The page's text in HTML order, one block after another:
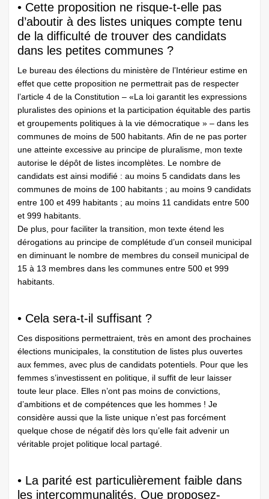
• Cette proposition ne risque-t-elle pas
d’aboutir à des listes uniques compte tenu
de la difficulté de trouver des candidats
dans les petites communes ?
Le bureau des élections du ministère de l’Intérieur estime en
effet que cette proposition ne permettrait pas de respecter
l’article 4 de la Constitution – «La loi garantit les expressions
pluralistes des opinions et la participation équitable des partis
et groupements politiques à la vie démocratique » – dans les
communes de moins de 500 habitants. Afin de ne pas porter
une atteinte excessive au principe de pluralisme, mon texte
autorise le dépôt de listes incomplètes. Le nombre de
candidats est ainsi modifié : au moins 5 candidats dans les
communes de moins de 100 habitants ; au moins 9 candidats
entre 100 et 499 habitants ; au moins 11 candidats entre 500
et 999 habitants.
De plus, pour faciliter la transition, mon texte étend les
dérogations au principe de complétude d’un conseil municipal
en diminuant le nombre de membres du conseil municipal de
15 à 13 membres dans les communes entre 500 et 999
habitants.
• Cela sera-t-il suffisant ?
Ces dispositions permettraient, très en amont des prochaines
élections municipales, la constitution de listes plus ouvertes
aux femmes, avec plus de candidats potentiels. Pour que les
femmes s’investissent en politique, il suffit de leur laisser
toute leur place. Elles n’ont pas moins de convictions,
d’ambitions et de compétences que les hommes ! Je
considère aussi que la liste unique n’est pas forcément
quelque chose de négatif dès lors qu’elle fait advenir un
véritable projet politique local partagé.
• La parité est particulièrement faible dans
les intercommunalités. Que proposez-